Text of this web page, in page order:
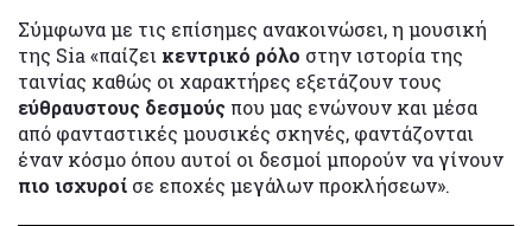
Σύμφωνα με τις επίσημες ανακοινώσει, η μουσική
της Sia «παίζει κεντρικό ρόλο στην ιστορία της
ταινίας καθώς οι χαρακτήρες εξετάζουν τους
εύθραυστους δεσμούς που μας ενώνουν και μέσα
από φανταστικές μουσικές σκηνές, φαντάζονται
έναν κόσμο όπου αυτοί οι δεσμοί μπορούν να γίνουν
πιο ισχυροί σε εποχές μεγάλων προκλήσεων».